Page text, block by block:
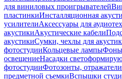
для виниловых проигрывателей
пластинкиИнсталляционная
усилителиАксессуары для
акустикиАкустические кабели
акустикиСумки, чехлы для
фотостудииКольцевые лампыФоны
освещениеНасадки
фотостудииФотозонты, отражатели
предметной съемкиВспышки